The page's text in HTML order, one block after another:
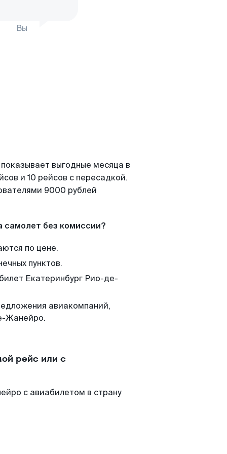
Вы
выгодные месяца в
и 10 рейсов с пересадкой.
9000 рублей
самолет без комиссии?
по цене.
пунктов.
Екатеринбург Рио-де-
авиакомпаний,
Жанейро.
рейс или с
с авиабилетом в страну